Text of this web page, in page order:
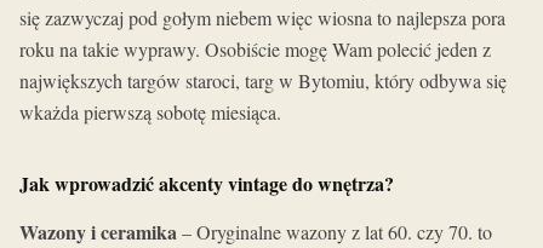
się zazwyczaj pod gołym niebem więc wiosna to najlepsza pora
roku na takie wyprawy. Osobiście mogę Wam polecić jeden z
największych targów staroci, targ w Bytomiu, który odbywa się
wkażda pierwszą sobotę miesiąca.
Jak wprowadzić akcenty vintage do wnętrza?
Wazony i ceramika– Oryginalne wazony z lat 60. czy 70. to